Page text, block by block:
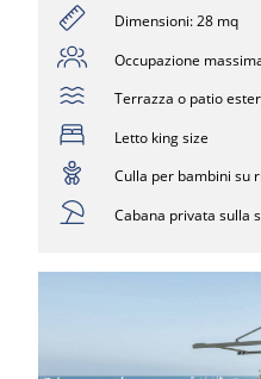
Dimensioni: 28 mq
Occupazione
Terrazza o patio
Letto king size
Culla per bambini su
Cabana privata sulla